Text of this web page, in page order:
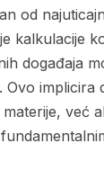
od
kalkulacije
događaja
Ovo implicira
već